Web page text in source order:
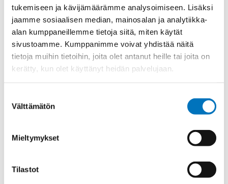
tukemiseen ja kävijämäärämme analysoimiseen. Lisäksi
jaamme sosiaalisen median, mainosalan ja analytiikka-
alan kumppaneillemme tietoja siitä, miten käytät
sivustoamme. Kumppanimme voivat yhdistää näitä
tietoja muihin tietoihin, joita olet antanut heille tai joita on
kerätty, kun olet käyttänyt heidän palvelujaan.
valinta
Välttämätön
Mieltymykset
Tilastot
Materiaali
Niklattu messinki
Kierre
Metr.
Ulkokierre Ag
M 8 x 1,25
Normen
RoHS;M
Min [C]
Käyttölämpötila
'-20°C to +100°C
Kotelointiluokka
IP 68
Halkasija Min.[Mm]
3